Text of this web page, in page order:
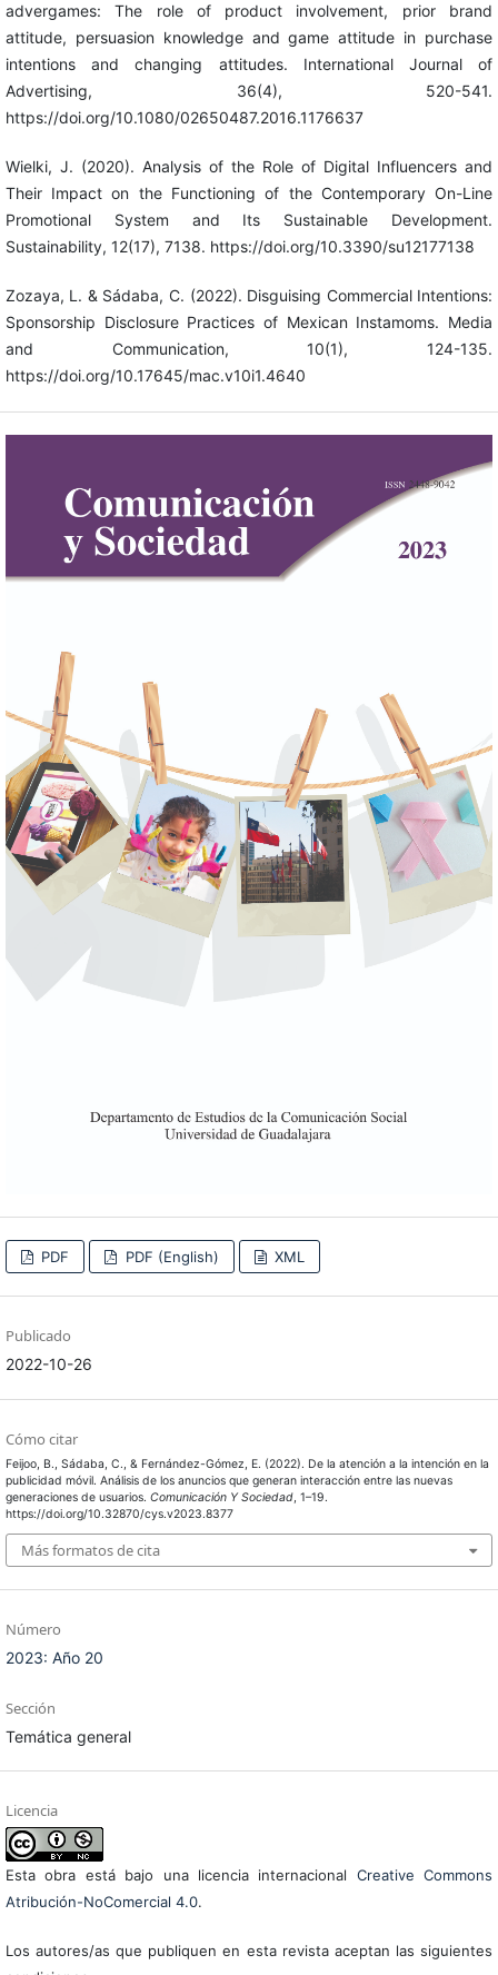
advergames: The role of product involvement, prior brand
attitude, persuasion knowledge and game attitude in purchase
intentions and changing attitudes. International Journal of
Advertising, 36(4), 520-541.
https://doi.org/10.1080/02650487.2016.1176637
Wielki, J. (2020). Analysis of the Role of Digital Influencers and
Their Impact on the Functioning of the Contemporary On-Line
Promotional System and Its Sustainable Development.
Sustainability, 12(17), 7138. https://doi.org/10.3390/su12177138
Zozaya, L. & Sádaba, C. (2022). Disguising Commercial Intentions:
Sponsorship Disclosure Practices of Mexican Instamoms. Media
and Communication, 10(1), 124-135.
https://doi.org/10.17645/mac.v10i1.4640
PDF PDF (English) XML
Publicado
2022-10-26
Cómo citar
Feijoo, B., Sádaba, C., & Fernández-Gómez, E. (2022). De la atención a la intención en la
publicidad móvil. Análisis de los anuncios que generan interacción entre las nuevas
generaciones de usuarios. Comunicación Y Sociedad, 1–19.
https://doi.org/10.32870/cys.v2023.8377
Más formatos de cita
Número
2023: Año 20
Sección
Temática general
Licencia
Esta obra está bajo una licencia internacional Creative Commons
Atribución-NoComercial 4.0.
Los autores/as que publiquen en esta revista aceptan las siguientes